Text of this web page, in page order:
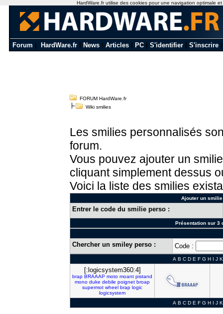
Forum HardWare.fr News Articles PC S'identifier S'inscrire
FORUM HardWare.fr
Wiki smilies
Les smilies personnalisés
forum.
Vous pouvez ajouter un
cliquant simplement dessus
Voici la liste des smilies
Ajouter un
Entrer le code du smilie perso :
Présentation sur 3
Chercher un smiley perso : Code :
A B C D E F G H I J K
[:logicsystem360:4]
brap BRAAAP moto moant pistand
mono duke debile poignet broap
supermot wheel brap logic
logicsystem
A B C D E F G H I J K
HardWare.fr utilise des cookies pour une navigation optimale